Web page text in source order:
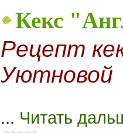
Кекс
Рецепт
Уютновой
... Читать